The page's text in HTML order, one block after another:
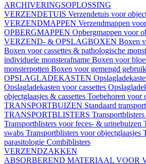
ARCHIVERINGSOPLOSSING
VERZENDETUIS Verzendetuis voor
VERZENDMAPPEN Verzendmappen
OPBERGMAPPEN Opbergmappen voor
VERZEND- & OPSLAGBOXEN Boxen
Boxen voor cassettes & pathologische
individuele monsterafname Boxen voor
monsterpotten Boxen voor gemengd gebruik
OPSLAGLADEKASTEN
Opslagladekasten voor cassettes
objectglaasjes & cassettes Toebehoren voor
TRANSPORTBUIZEN Standaard
TRANSPORTBLISTERS
Transportblisters voor feces- & urinebuizen
swabs Transportblisters voor objectglaasjes
parasitologie Combiblisters
VERZENDZAKKEN
ABSORBEREND MATERIAAL VOOR